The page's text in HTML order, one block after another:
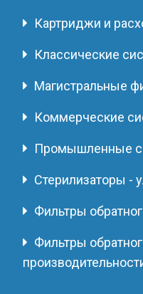
Картриджи и
Классические
Магистральные
Коммерческие
Промышленные
Стерилизаторы -
Фильтры
Фильтры